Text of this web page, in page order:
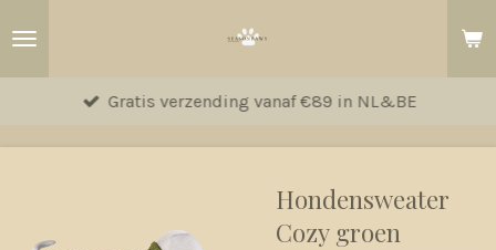
hoofdinhoud
Gratis verzending vanaf €89 in NL&BE
Hondensweater
Cozy groen